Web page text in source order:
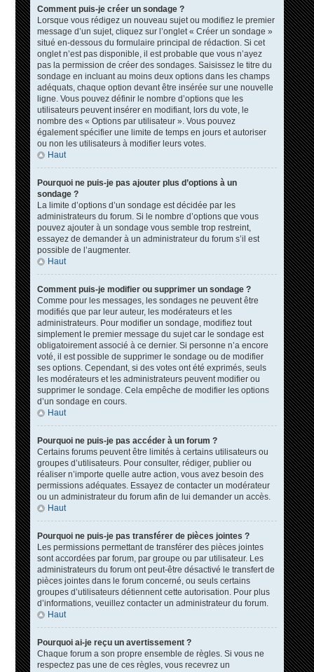
Comment puis-je créer un sondage ?
Lorsque vous rédigez un nouveau sujet ou modifiez le premier
message d’un sujet, cliquez sur l’onglet « Créer un sondage »
situé en-dessous du formulaire principal de rédaction. Si cet
onglet n’est pas disponible, il est probable que vous n’ayez
pas la permission de créer des sondages. Saisissez le titre du
sondage en incluant au moins deux options dans les champs
adéquats, chaque option devant être insérée sur une nouvelle
ligne. Vous pouvez définir le nombre d’options que les
utilisateurs peuvent insérer en modifiant, lors du vote, le
nombre des « Options par utilisateur ». Vous pouvez
également spécifier une limite de temps en jours et autoriser
ou non les utilisateurs à modifier leurs votes.
Haut
Pourquoi ne puis-je pas ajouter plus d’options à un
sondage ?
La limite d’options d’un sondage est décidée par les
administrateurs du forum. Si le nombre d’options que vous
pouvez ajouter à un sondage vous semble trop restreint,
essayez de demander à un administrateur du forum s’il est
possible de l’augmenter.
Haut
Comment puis-je modifier ou supprimer un sondage ?
Comme pour les messages, les sondages ne peuvent être
modifiés que par leur auteur, les modérateurs et les
administrateurs. Pour modifier un sondage, modifiez tout
simplement le premier message du sujet car le sondage est
obligatoirement associé à ce dernier. Si personne n’a encore
voté, il est possible de supprimer le sondage ou de modifier
ses options. Cependant, si des votes ont été exprimés, seuls
les modérateurs et les administrateurs peuvent modifier ou
supprimer le sondage. Cela empêche de modifier les options
d’un sondage en cours.
Haut
Pourquoi ne puis-je pas accéder à un forum ?
Certains forums peuvent être limités à certains utilisateurs ou
groupes d’utilisateurs. Pour consulter, rédiger, publier ou
réaliser n’importe quelle autre action, vous avez besoin des
permissions adéquates. Essayez de contacter un modérateur
ou un administrateur du forum afin de lui demander un accès.
Haut
Pourquoi ne puis-je pas transférer de pièces jointes ?
Les permissions permettant de transférer des pièces jointes
sont accordées par forum, par groupe ou par utilisateur. Les
administrateurs du forum ont peut-être désactivé le transfert de
pièces jointes dans le forum concerné, ou seuls certains
groupes d’utilisateurs détiennent cette autorisation. Pour plus
d’informations, veuillez contacter un administrateur du forum.
Haut
Pourquoi ai-je reçu un avertissement ?
Chaque forum a son propre ensemble de règles. Si vous ne
respectez pas une de ces règles, vous recevrez un